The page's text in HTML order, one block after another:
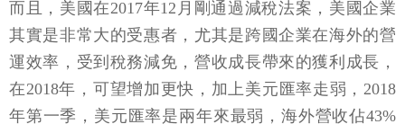
而且，美國在2017年12月剛通過減稅法案，美國企業
其實是非常大的受惠者，尤其是跨國企業在海外的營
運效率，受到稅務減免，營收成長帶來的獲利成長，
在2018年，可望增加更快，加上美元匯率走弱，2018
年第一季，美元匯率是兩年來最弱，海外營收佔43%